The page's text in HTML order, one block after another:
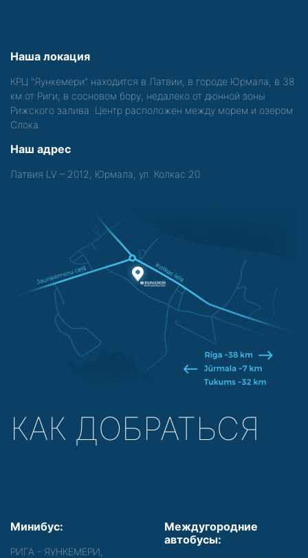
Наша локация
КРЦ "Яункемери" находится в Латвии, в городе Юрмала, в 38
км от Риги, в сосновом бору, недалеко от дюнной зоны
Рижского залива. Центр расположен между морем и озером
Слока.
Наш адрес
Латвия LV – 2012, Юрмала, ул. Колкас 20
КАК ДОБРАТЬСЯ
Минибус:
РИГА - ЯУНКЕМЕРИ,
Междугородние
автобусы: